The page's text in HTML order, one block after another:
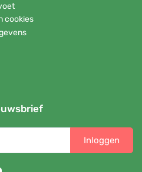
cookies
Inloggen